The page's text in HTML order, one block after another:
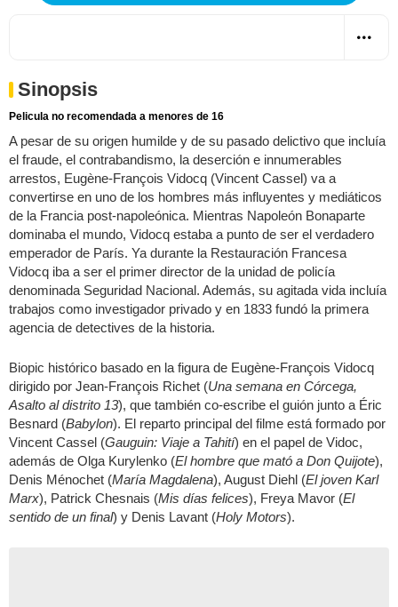
Sinopsis
Pelicula no recomendada a menores de 16
A pesar de su origen humilde y de su pasado delictivo que incluía
el fraude, el contrabandismo, la deserción e innumerables
arrestos, Eugène-François Vidocq (Vincent Cassel) va a
convertirse en uno de los hombres más influyentes y mediáticos
de la Francia post-napoleónica. Mientras Napoleón Bonaparte
dominaba el mundo, Vidocq estaba a punto de ser el verdadero
emperador de París. Ya durante la Restauración Francesa
Vidocq iba a ser el primer director de la unidad de policía
denominada Seguridad Nacional. Además, su agitada vida incluía
trabajos como investigador privado y en 1833 fundó la primera
agencia de detectives de la historia.
Biopic histórico basado en la figura de Eugène-François Vidocq
dirigido por Jean-François Richet (Una semana en Córcega,
Asalto al distrito 13), que también co-escribe el guión junto a Éric
Besnard (Babylon). El reparto principal del filme está formado por
Vincent Cassel (Gauguin: Viaje a Tahití) en el papel de Vidoc,
además de Olga Kurylenko (El hombre que mató a Don Quijote),
Denis Ménochet (María Magdalena), August Diehl (El joven Karl
Marx), Patrick Chesnais (Mis días felices), Freya Mavor (El
sentido de un final) y Denis Lavant (Holy Motors).